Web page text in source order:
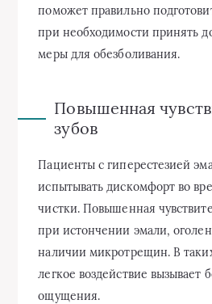
поможет правильно
при необходимости принять
меры для обезболивания.
Повышенная
зубов
Пациенты с гиперестезией
испытывать дискомфорт во
чистки. Повышенная
при истончении эмали,
наличии микротрещин. В
легкое воздействие вызывает
ощущения.